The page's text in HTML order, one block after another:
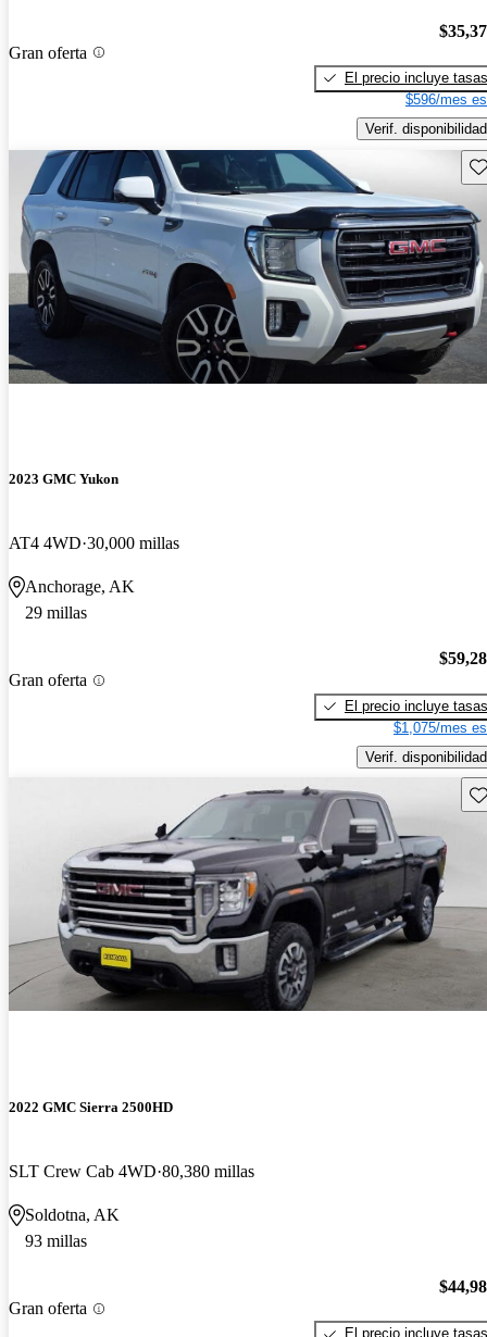
Gran oferta
El precio incluye tasas
$596/mes
Verif. disponibilidad
2023 GMC Yukon
AT4 4WD 30,000 millas
Anchorage, AK
29 millas
Gran oferta
El precio incluye tasas
$1,075/mes
Verif. disponibilidad
2022 GMC Sierra 2500HD
SLT Crew Cab 4WD 80,380 millas
Soldotna, AK
93 millas
Gran oferta
El precio incluye tasas